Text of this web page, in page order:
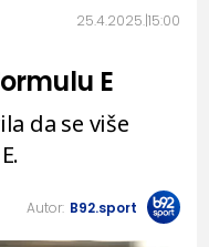
25.4.2025. 15:00
E
da se više
Autor: B92.sport